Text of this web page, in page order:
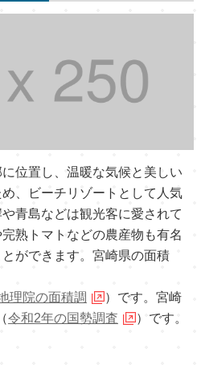
位置し、温暖な気候と美しい
、ビーチリゾートとして人気
青島などは観光客に愛されて
熟トマトなどの農産物も有名
ができます。宮崎県の面積
理院の面積調
）です。宮崎
令和2年の国勢調査 ）です。